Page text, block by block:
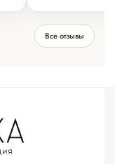
Все отзывы